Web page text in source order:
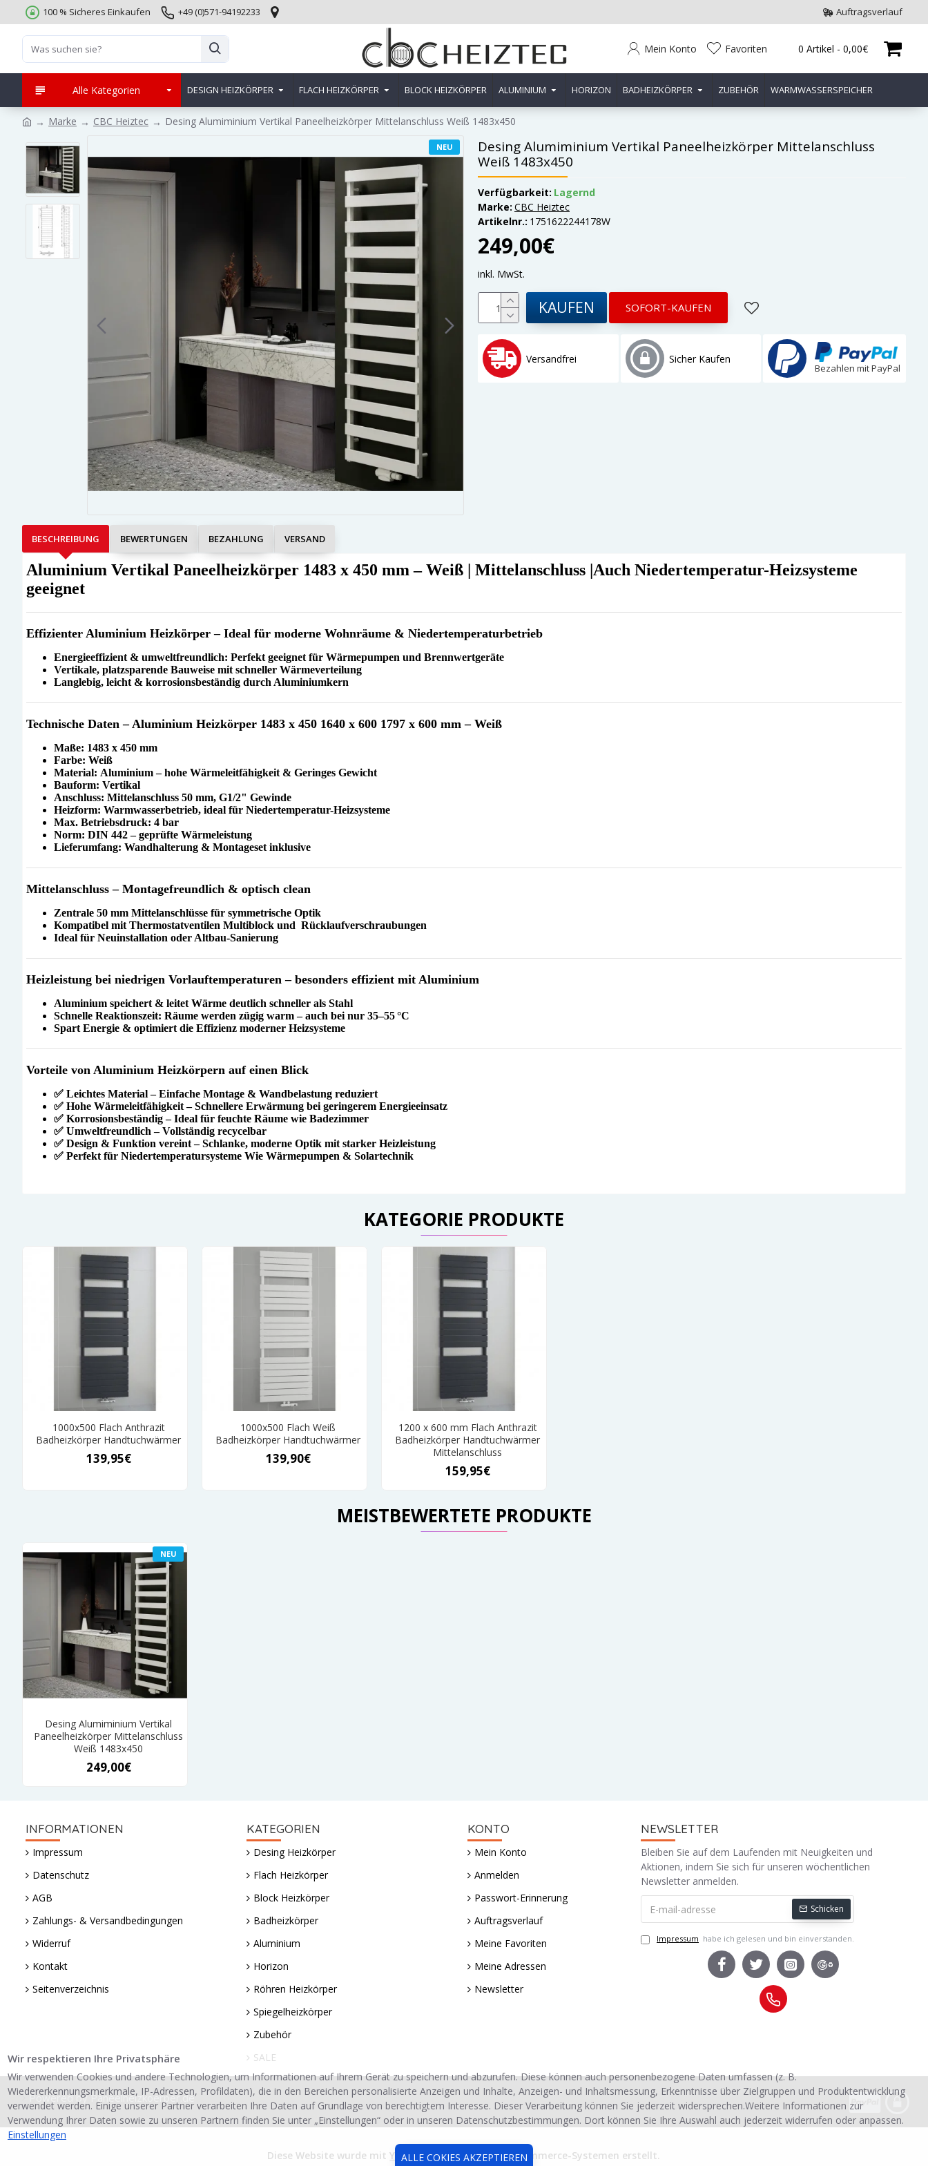
100 % Sicheres Einkaufen +49 (0)571-94192233 Auftragsverlauf
Mein Konto Favoriten 0 Artikel - 0,00€
Alle Kategorien DESIGN HEIZKÖRPER FLACH HEIZKÖRPER BLOCK HEIZKÖRPER ALUMINIUM HORIZON BADHEIZKÖRPER ZUBEHÖR WARMWASSERSPEICHER
Marke CBC Heiztec Desing Alumiminium Vertikal Paneelheizkörper Mittelanschluss Weiß 1483x450
NEU
Desing Alumiminium Vertikal Paneelheizkörper Mittelanschluss
Weiß 1483x450
249,00€
Verfügbarkeit: Lagernd
Marke: CBC Heiztec
Artikelnr.: 1751622244178W
inkl. MwSt.
KAUFEN SOFORT-KAUFEN
Versandfrei Sicher Kaufen
Bezahlen mit PayPal
BESCHREIBUNG BEWERTUNGEN BEZAHLUNG VERSAND
Aluminium Vertikal Paneelheizkörper 1483 x 450 mm –Weiß | Mittelanschluss |Auch Niedertemperatur-Heizsysteme
geeignet
Effizienter Aluminium Heizkörper – Ideal für moderne Wohnräume & Niedertemperaturbetrieb
Energieeffizient & umweltfreundlich: Perfekt geeignet für Wärmepumpen und Brennwertgeräte
Vertikale, platzsparende Bauweise mit schneller Wärmeverteilung
Langlebig, leicht & korrosionsbeständig durch Aluminiumkern
Technische Daten – Aluminium Heizkörper 1483 x 450 1640 x 600 1797 x 600 mm – Weiß
Maße: 1483 x 450 mm
Farbe: Weiß
Material: Aluminium – hohe Wärmeleitfähigkeit & Geringes Gewicht
Bauform: Vertikal
Anschluss: Mittelanschluss 50 mm, G1/2" Gewinde
Heizform: Warmwasserbetrieb, ideal für Niedertemperatur-Heizsysteme
Max. Betriebsdruck: 4 bar
Norm: DIN 442 – geprüfte Wärmeleistung
Lieferumfang: Wandhalterung & Montageset inklusive
Mittelanschluss – Montagefreundlich & optisch clean
Zentrale 50 mm Mittelanschlüsse für symmetrische Optik
Kompatibel mit Thermostatventilen Multiblock und Rücklaufverschraubungen
Ideal für Neuinstallation oder Altbau-Sanierung
Heizleistung bei niedrigen Vorlauftemperaturen – besonders effizient mit Aluminium
Aluminium speichert & leitet Wärme deutlich schneller als Stahl
Schnelle Reaktionszeit: Räume werden zügig warm – auch bei nur 35–55 °C
Spart Energie & optimiert die Effizienz moderner Heizsysteme
Vorteile von Aluminium Heizkörpern auf einen Blick
✅ Leichtes Material– Einfache Montage & Wandbelastung reduziert
✅ Hohe Wärmeleitfähigkeit– Schnellere Erwärmung bei geringerem Energieeinsatz
✅ Korrosionsbeständig– Ideal für feuchte Räume wie Badezimmer
✅ Umweltfreundlich – Vollständig recycelbar
✅ Design & Funktion vereint– Schlanke, moderne Optik mit starker Heizleistung
✅ Perfekt für Niedertemperatursysteme Wie Wärmepumpen & Solartechnik
KATEGORIE PRODUKTE
1000x500 Flach Anthrazit
Badheizkörper Handtuchwärmer
139,95€
1000x500 Flach Weiß
Badheizkörper Handtuchwärmer
139,90€
1200 x 600 mm Flach Anthrazit
Badheizkörper Handtuchwärmer
Mittelanschluss
159,95€
MEISTBEWERTETE PRODUKTE
NEU
Desing Alumiminium Vertikal
Paneelheizkörper Mittelanschluss
Weiß 1483x450
249,00€
INFORMATIONEN
Impressum
Datenschutz
AGB
Zahlungs- & Versandbedingungen
Widerruf
Kontakt
Seitenverzeichnis
KATEGORIEN
Desing Heizkörper
Flach Heizkörper
Block Heizkörper
Badheizkörper
Aluminium
Horizon
Röhren Heizkörper
Spiegelheizkörper
Zubehör
SALE
KONTO
Mein Konto
Anmelden
Passwort-Erinnerung
Auftragsverlauf
Meine Favoriten
Meine Adressen
Newsletter
NEWSLETTER
Bleiben Sie auf dem Laufenden mit Neuigkeiten und
Aktionen, indem Sie sich für unseren wöchentlichen
Newsletter anmelden.
Schicken
Impressum habe ich gelesen und bin einverstanden.
Powered by Paneelheizkoerper.de
Diese Website wurde mitYoyobi Soft® Advanced E-Commerce-Systemen erstellt.
ALLE COKIES AKZEPTIEREN
Wir respektieren Ihre Privatsphäre
Wir verwenden Cookies und andere Technologien, um Informationen auf Ihrem Gerät zu speichern und abzurufen. Diese können auch personenbezogene Daten umfassen (z. B.
Wiedererkennungsmerkmale, IP-Adressen, Profildaten), die in den Bereichen personalisierte Anzeigen und Inhalte, Anzeigen- und Inhaltsmessung, Erkenntnisse über Zielgruppen und Produktentwicklung
verwendet werden. Einige unserer Partner verarbeiten Ihre Daten auf Grundlage von berechtigtem Interesse. Dieser Verarbeitung können Sie jederzeit widersprechen.Weitere Informationen zur
Verwendung Ihrer Daten sowie zu unseren Partnern finden Sie unter „Einstellungen“ oder in unseren Datenschutzbestimmungen. Dort können Sie Ihre Auswahl auch jederzeit widerrufen oder anpassen.
Einstellungen